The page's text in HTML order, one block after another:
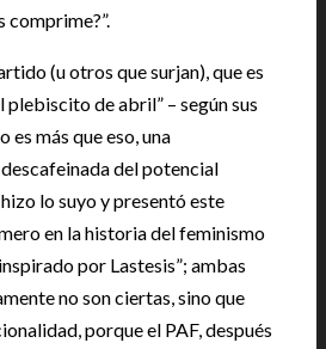
comprime?”.
(u otros que surjan), que es
plebiscito de abril” – según sus
es más que eso, una
del potencial
lo suyo y presentó este
en la historia del feminismo
por Lastesis”; ambas
no son ciertas, sino que
porque el PAF, después